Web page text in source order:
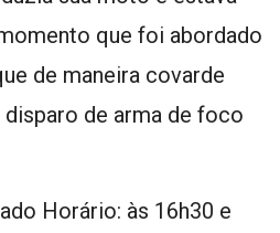
que foi abordado
de maneira covarde
de arma de foco
Horário: às 16h30 e